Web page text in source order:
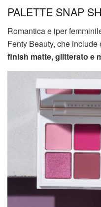
PALETTE SNAP
Romantica e iper
Fenty Beauty, che
finish matte, glitterato e